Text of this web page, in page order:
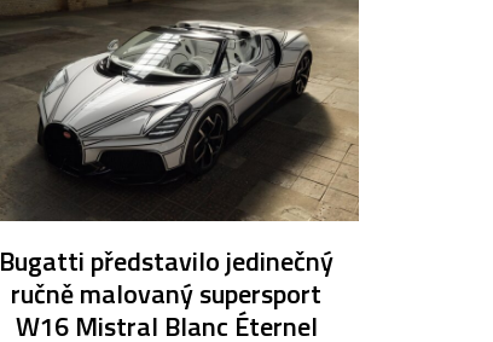
Bugatti představilo jedinečný
ručně malovaný supersport
W16 Mistral Blanc Éternel